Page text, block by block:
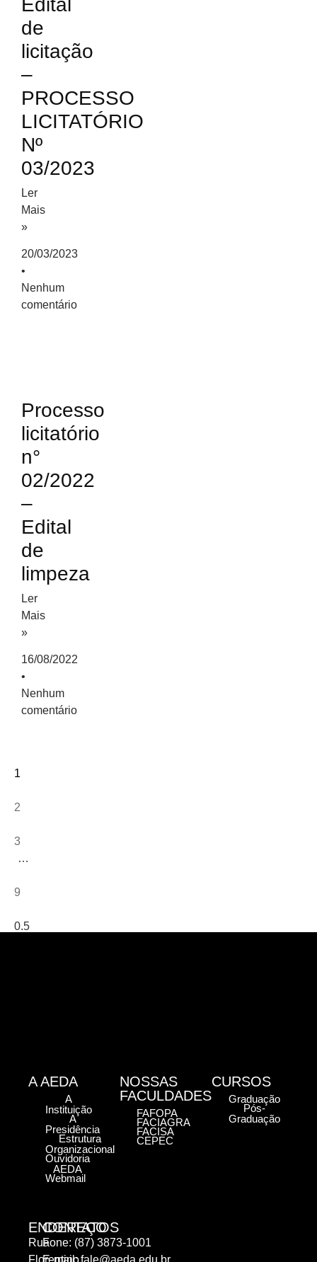
Edital
de
licitação
–
PROCESSO
LICITATÓRIO
Nº
03/2023
Ler
Mais
»
20/03/2023
Nenhum
comentário
Processo
licitatório
n°
02/2022
–
Edital
de
limpeza
Ler
Mais
»
16/08/2022
Nenhum
comentário
1
2
3
…
9
ENDEREÇO
Rua
Florentino
CONTATOS
Fone: (87) 3873-1001
E-mail:fale@aeda.edu.br
A AEDA
A
Instituição
A
Presidência
Estrutura
Organizacional
Ouvidoria
AEDA
Webmail
NOSSAS
FACULDADES
FAFOPA
FACIAGRA
FACISA
CEPEC
CURSOS
Graduação
Pós-
Graduação